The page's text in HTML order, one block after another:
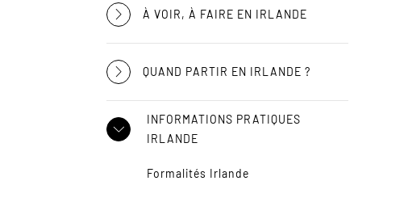
À VOIR, À FAIRE EN IRLANDE
QUAND PARTIR EN IRLANDE ?
INFORMATIONS PRATIQUES
IRLANDE
Formalités Irlande